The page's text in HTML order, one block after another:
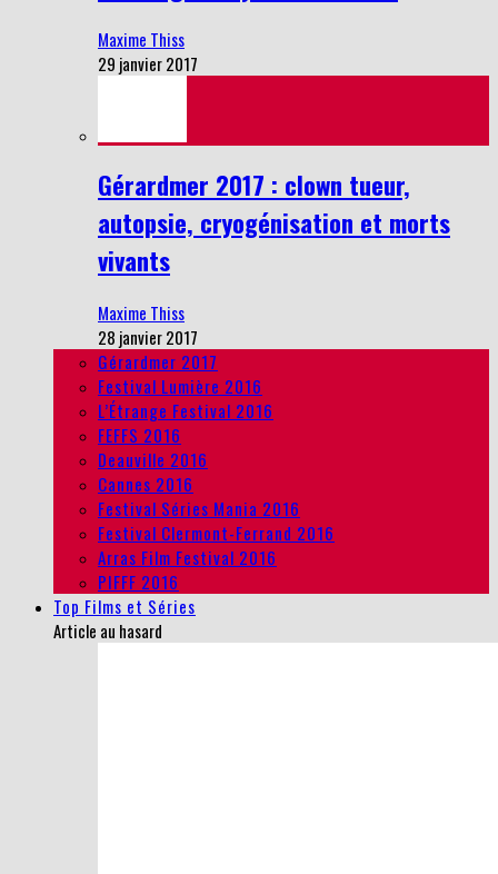
Maxime Thiss
29 janvier 2017
Gérardmer 2017 : clown tueur,
autopsie, cryogénisation et morts
vivants
Maxime Thiss
28 janvier 2017
Gérardmer 2017
Festival Lumière 2016
L’Étrange Festival 2016
FEFFS 2016
Deauville 2016
Cannes 2016
Festival Séries Mania 2016
Festival Clermont-Ferrand 2016
Arras Film Festival 2016
PIFFF 2016
Top Films et Séries
Article au hasard